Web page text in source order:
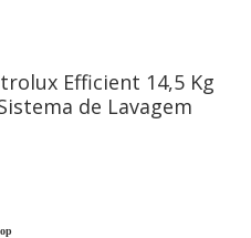
Efficient 14,5 Kg
de Lavagem